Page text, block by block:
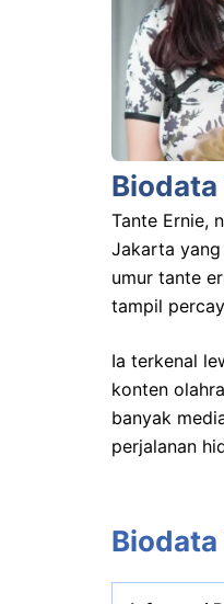
Biodata
Tante Ernie,
Jakarta
umur tante
tampil
Ia terkenal
konten
banyak
perjalanan